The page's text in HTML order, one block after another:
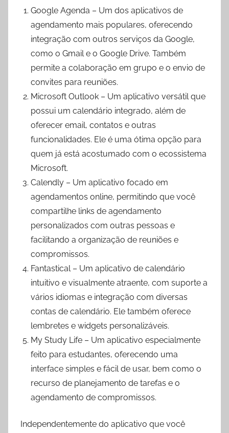
Google Agenda – Um dos aplicativos de
agendamento mais populares, oferecendo
integração com outros serviços da Google,
como o Gmail e o Google Drive. Também
permite a colaboração em grupo e o envio de
convites para reuniões.
Microsoft Outlook – Um aplicativo versátil que
possui um calendário integrado, além de
oferecer email, contatos e outras
funcionalidades. Ele é uma ótima opção para
quem já está acostumado com o ecossistema
Microsoft.
Calendly – Um aplicativo focado em
agendamentos online, permitindo que você
compartilhe links de agendamento
personalizados com outras pessoas e
facilitando a organização de reuniões e
compromissos.
Fantastical – Um aplicativo de calendário
intuitivo e visualmente atraente, com suporte a
vários idiomas e integração com diversas
contas de calendário. Ele também oferece
lembretes e widgets personalizáveis.
My Study Life – Um aplicativo especialmente
feito para estudantes, oferecendo uma
interface simples e fácil de usar, bem como o
recurso de planejamento de tarefas e o
agendamento de compromissos.
Independentemente do aplicativo que você